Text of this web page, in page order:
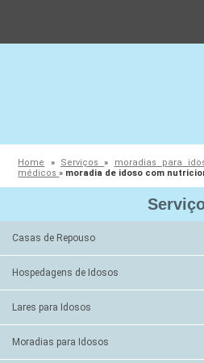
Home » Serviços» moradias para
médicos» moradia de idoso com
Casas de Repouso
Hospedagens de Idosos
Lares para Idosos
Moradias para Idosos